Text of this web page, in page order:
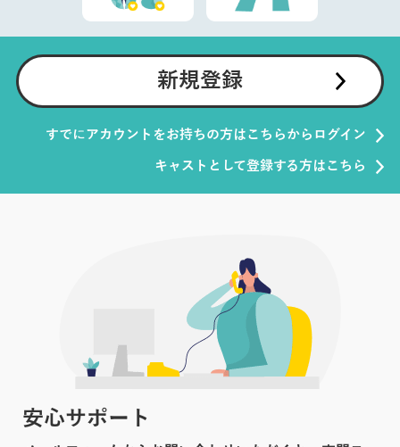
新規登録
すでにアカウントをお持ちの方はこちらからログイン
キャストとして登録する方はこちら
安心サポート